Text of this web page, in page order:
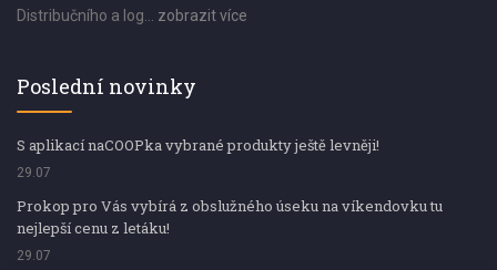
Distribučního a log... zobrazit více
Poslední novinky
S aplikací naCOOPka vybrané produkty ještě levněji!
29.07
Prokop pro Vás vybírá z obslužného úseku na víkendovku tu
nejlepší cenu z letáku!
29.07